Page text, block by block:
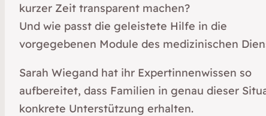
kurzer Zeit transparent machen?
Und wie passt die geleistete Hilfe in die
vorgegebenen Module des medizinischen
Sarah Wiegand hat ihr Expertinnenwissen so
aufbereitet, dass Familien in genau dieser
konkrete Unterstützung erhalten.